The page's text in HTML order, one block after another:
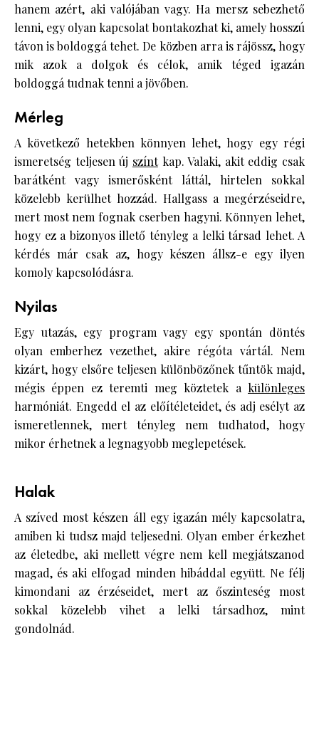
hanem azért, aki valójában vagy. Ha mersz sebezhető
lenni, egy olyan kapcsolat bontakozhat ki, amely hosszú
távon is boldoggá tehet. De közben arra is rájössz, hogy
mik azok a dolgok és célok, amik téged igazán
boldoggá tudnak tenni a jövőben.
Mérleg
A következő hetekben könnyen lehet, hogy egy régi
ismeretség teljesen új színtkap. Valaki, akit eddig csak
barátként vagy ismerősként láttál, hirtelen sokkal
közelebb kerülhet hozzád. Hallgass a megérzéseidre,
mert most nem fognak cserben hagyni. Könnyen lehet,
hogy ez a bizonyos illető tényleg a lelki társad lehet. A
kérdés már csak az, hogy készen állsz-e egy ilyen
komoly kapcsolódásra.
Nyilas
Egy utazás, egy program vagy egy spontán döntés
olyan emberhez vezethet, akire régóta vártál. Nem
kizárt, hogy elsőre teljesen különbözőnek tűntök majd,
mégis éppen ez teremti meg köztetek a különleges
harmóniát. Engedd el az előítéleteidet, és adj esélyt az
ismeretlennek, mert tényleg nem tudhatod, hogy
mikor érhetnek a legnagyobb meglepetések.
Halak
A szíved most készen áll egy igazán mély kapcsolatra,
amiben ki tudsz majd teljesedni. Olyan ember érkezhet
az életedbe, aki mellett végre nem kell megjátszanod
magad, és aki elfogad minden hibáddal együtt. Ne félj
kimondani az érzéseidet, mert az őszinteség most
sokkal közelebb vihet a lelki társadhoz, mint
gondolnád.